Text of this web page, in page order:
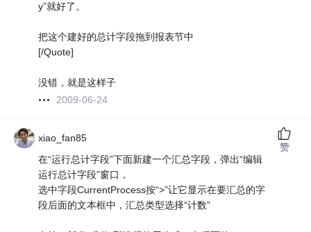
y”就好了。
把这个建好的总计字段拖到报表节中
[/Quote]
没错，就是这样子
2009-06-24
xiao_fan85
在“运行总计字段”下面新建一个汇总字段，弹出“编辑
运行总计字段”窗口，
选中字段CurrentProcess按“>”让它显示在要汇总的字
段后面的文本框中，汇总类型选择“计数”
赞